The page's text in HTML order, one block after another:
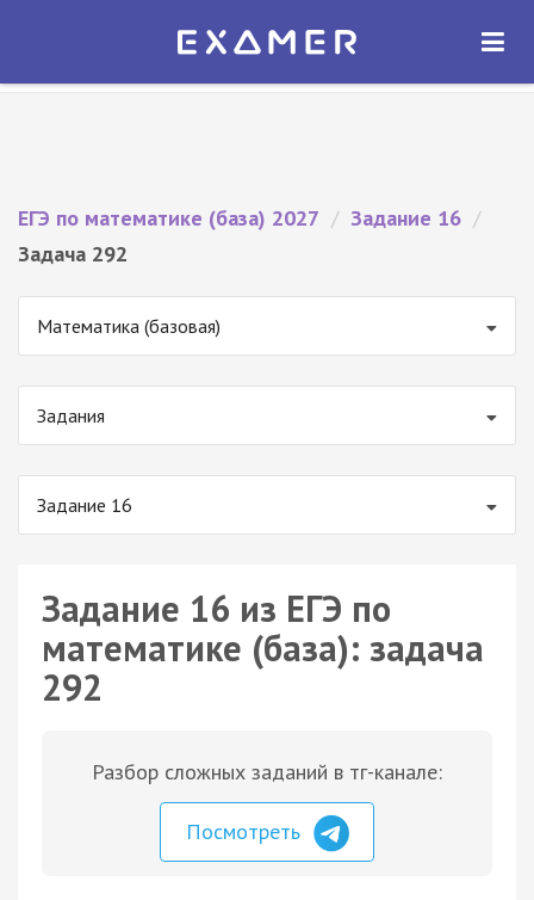
Экзамер — ЕГЭ 2027
ОТКРЫТЬ
ЕГЭ по математике (база) 2027 / Задание 16 /
Задача 292
Математика (базовая)
Задания
Задание 16
Задание 16 из ЕГЭ по
математике (база): задача
292
Разбор сложных заданий в тг-канале:
Посмотреть